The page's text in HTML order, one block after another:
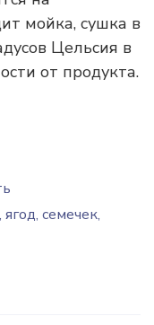
мойка, сушка в
Цельсия в
от продукта.
семечек,